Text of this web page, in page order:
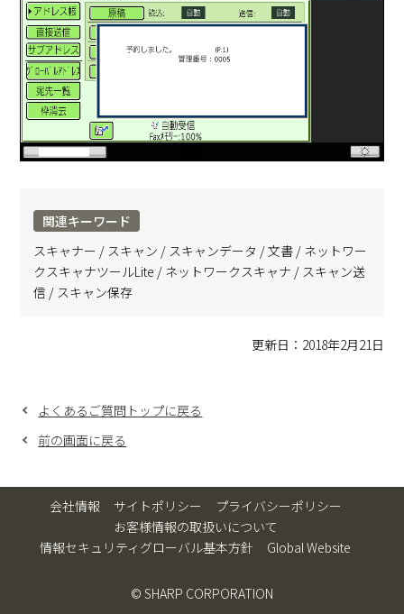
関連キーワード
スキャナー / スキャン / スキャンデータ / 文書 / ネットワー
クスキャナツールLite / ネットワークスキャナ / スキャン送
信 / スキャン保存
更新日：2018年2月21日
よくあるご質問トップに戻る
前の画面に戻る
会社情報 サイトポリシー
プライバシーポリシー
お客様情報の取扱いについて
情報セキュリティグローバル基本方針
Global Website
© SHARP CORPORATION